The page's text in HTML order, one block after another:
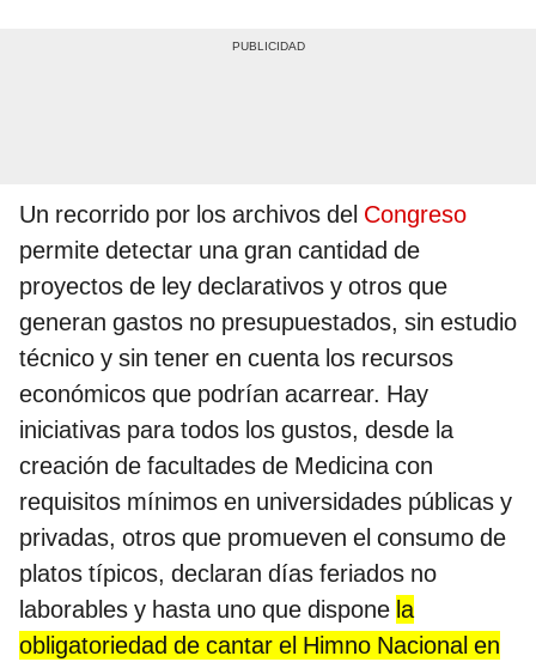
Un recorrido por los archivos del Congreso
permite detectar una gran cantidad de
proyectos de ley declarativos y otros que
generan gastos no presupuestados, sin estudio
técnico y sin tener en cuenta los recursos
económicos que podrían acarrear. Hay
iniciativas para todos los gustos, desde la
creación de facultades de Medicina con
requisitos mínimos en universidades públicas y
privadas, otros que promueven el consumo de
platos típicos, declaran días feriados no
laborables y hasta uno que dispone la
obligatoriedad de cantar el Himno Nacional en